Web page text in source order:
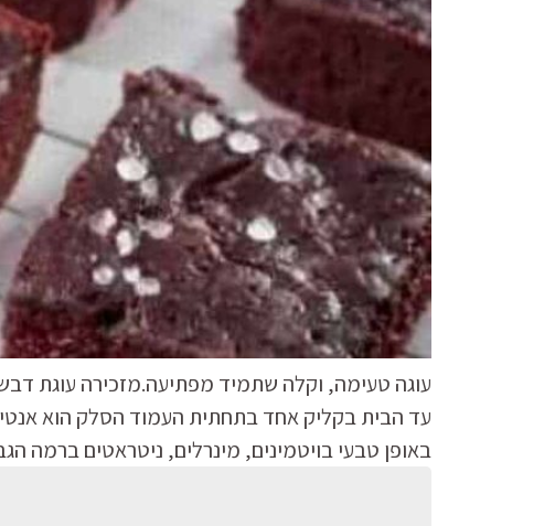
עוגה טעימה, וקלה שתמיד מפתיעה.מזכירה עוגת
עד הבית בקליק אחד בתחתית העמוד הסלק הוא אנטי
באופן טבעי בויטמינים, מינרלים, ניטראטים ברמה